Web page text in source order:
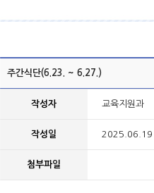
주간식단(6.23. ~ 6.27.)
작성자 교육지원과
작성일 2025.06.19
첨부파일